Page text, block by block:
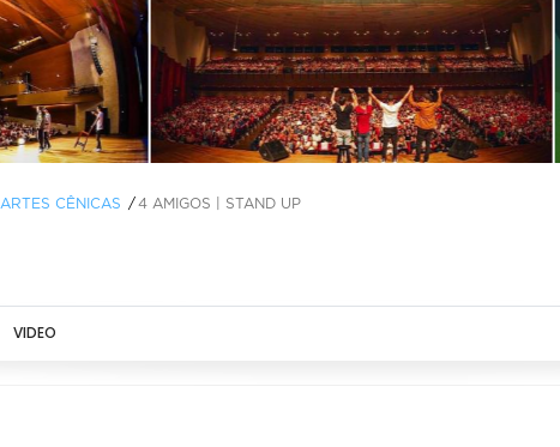
ARTES CÊNICAS 4 AMIGOS | STAND UP
VIDEO